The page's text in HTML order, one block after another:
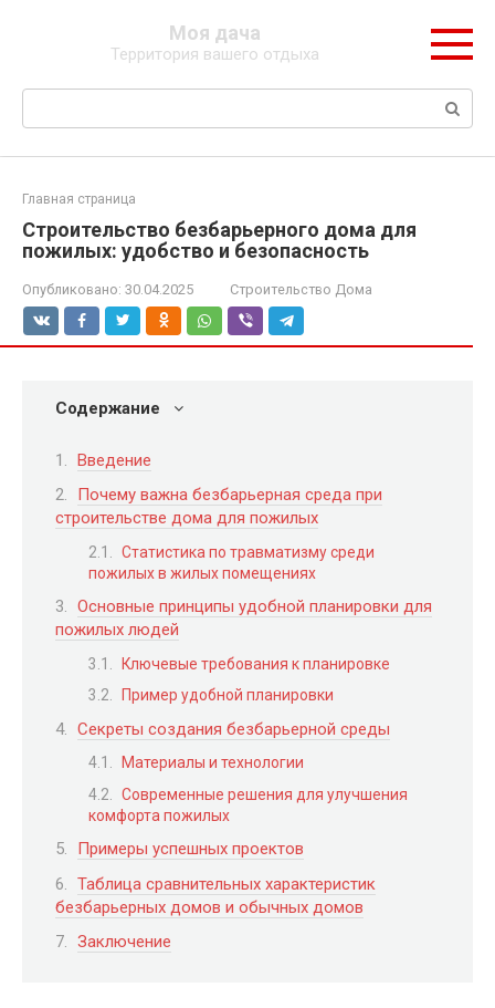
Моя дача
Территория вашего отдыха
Поиск:
Главная страница
Строительство безбарьерного дома для
пожилых: удобство и безопасность
Опубликовано: 30.04.2025 Строительство Дома
Содержание
Введение
Почему важна безбарьерная среда при
строительстве дома для пожилых
Статистика по травматизму среди
пожилых в жилых помещениях
Основные принципы удобной планировки для
пожилых людей
Ключевые требования к планировке
Пример удобной планировки
Секреты создания безбарьерной среды
Материалы и технологии
Современные решения для улучшения
комфорта пожилых
Примеры успешных проектов
Таблица сравнительных характеристик
безбарьерных домов и обычных домов
Заключение